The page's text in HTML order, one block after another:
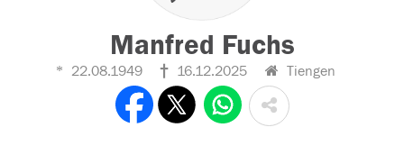
Manfred Fuchs
22.08.1949 16.12.2025 Tiengen